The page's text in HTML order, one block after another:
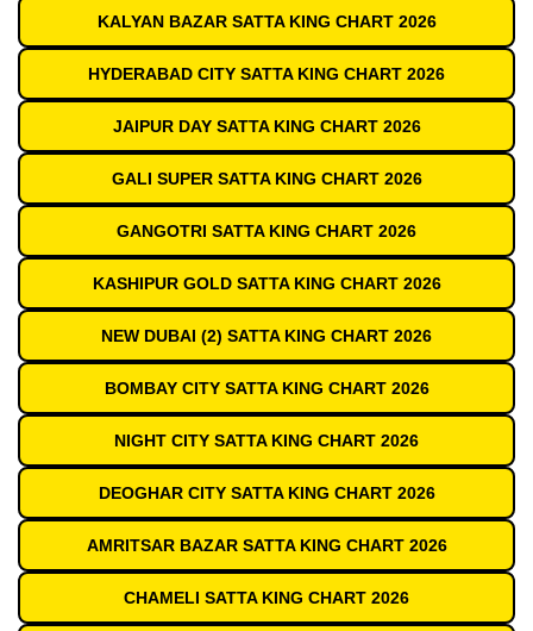
KALYAN BAZAR SATTA KING CHART 2026
HYDERABAD CITY SATTA KING CHART 2026
JAIPUR DAY SATTA KING CHART 2026
GALI SUPER SATTA KING CHART 2026
GANGOTRI SATTA KING CHART 2026
KASHIPUR GOLD SATTA KING CHART 2026
NEW DUBAI (2) SATTA KING CHART 2026
BOMBAY CITY SATTA KING CHART 2026
NIGHT CITY SATTA KING CHART 2026
DEOGHAR CITY SATTA KING CHART 2026
AMRITSAR BAZAR SATTA KING CHART 2026
CHAMELI SATTA KING CHART 2026